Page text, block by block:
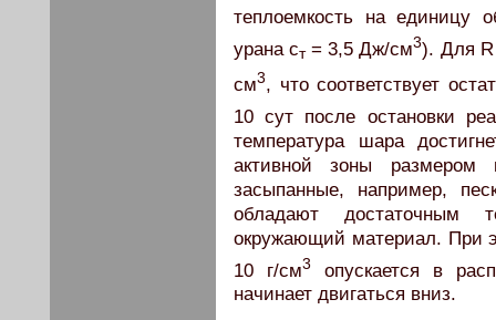
теплоемкость на единицу
урана cт= 3,5 Дж/см3). Для
см3, что соответствует
10 сут после остановки
температура шара
активной зоны
засыпанные, например,
обладают достаточным
окружающий материал. При
10 г/см3
опускается в
начинает двигаться вниз.